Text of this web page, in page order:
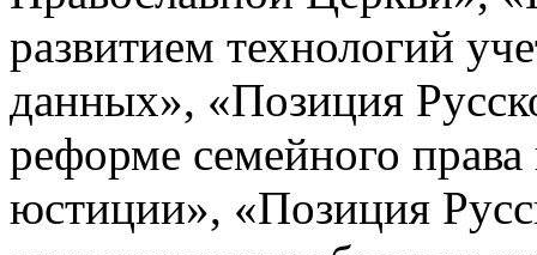
развитием технологий
данных», «Позиция
реформе семейного
юстиции», «Позиция